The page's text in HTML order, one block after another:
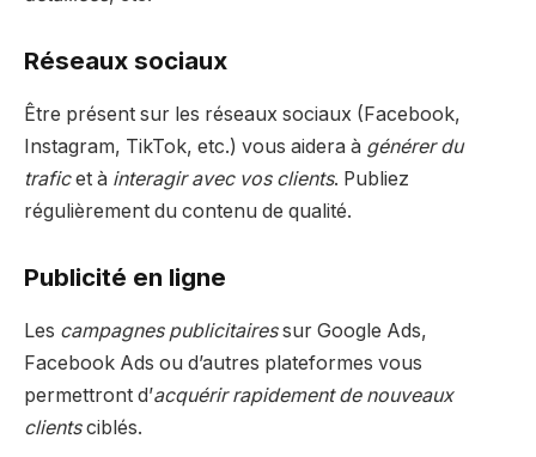
Réseaux sociaux
Être présent sur les réseaux sociaux (Facebook,
Instagram, TikTok, etc.) vous aidera à générer du
traficet à interagir avec vos clients. Publiez
régulièrement du contenu de qualité.
Publicité en ligne
Les campagnes publicitairessur Google Ads,
Facebook Ads ou d’autres plateformes vous
permettront d’acquérir rapidement de nouveaux
clientsciblés.